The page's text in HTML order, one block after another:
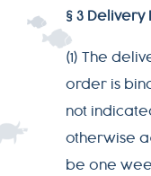
§ 3
(1) The
order is
not
otherwise
be one